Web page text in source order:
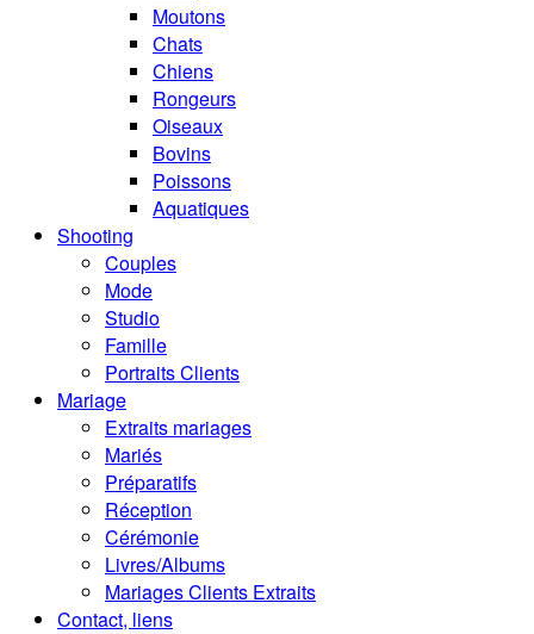
Moutons
Chats
Chiens
Rongeurs
Oiseaux
Bovins
Poissons
Aquatiques
Shooting
Couples
Mode
Studio
Famille
Portraits Clients
Mariage
Extraits mariages
Mariés
Préparatifs
Réception
Cérémonie
Livres/Albums
Mariages Clients Extraits
Contact, liens